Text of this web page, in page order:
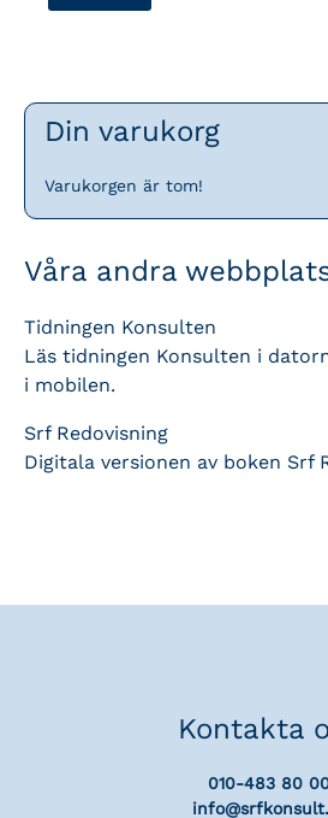
Din varukorg
Varukorgen är tom!
Våra andra
Tidningen Konsulten
Läs tidningen Konsulten i
i mobilen.
Srf Redovisning
Digitala versionen av boken Srf
Kontakta
010-483 80